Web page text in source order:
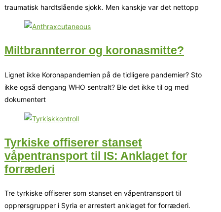
traumatisk hardtslående sjokk. Men kanskje var det nettopp
Miltbrannterror og koronasmitte?
Lignet ikke Koronapandemien på de tidligere pandemier? Sto
ikke også dengang WHO sentralt? Ble det ikke til og med
dokumentert
Tyrkiske offiserer stanset
våpentransport til IS: Anklaget for
forræderi
Tre tyrkiske offiserer som stanset en våpentransport til
opprørsgrupper i Syria er arrestert anklaget for forræderi.